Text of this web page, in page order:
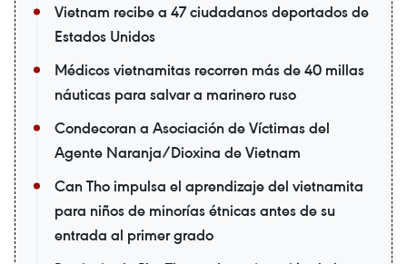
Vietnam recibe a 47 ciudadanos deportados de
Estados Unidos
Médicos vietnamitas recorren más de 40 millas
náuticas para salvar a marinero ruso
Condecoran a Asociación de Víctimas del
Agente Naranja/Dioxina de Vietnam
Can Tho impulsa el aprendizaje del vietnamita
para niños de minorías étnicas antes de su
entrada al primer grado